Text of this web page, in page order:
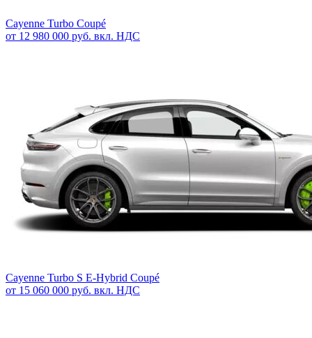
Cayenne Turbo Coupé
от 12 980 000 руб. вкл. НДС
Cayenne Turbo S E-Hybrid Coupé
от 15 060 000 руб. вкл. НДС